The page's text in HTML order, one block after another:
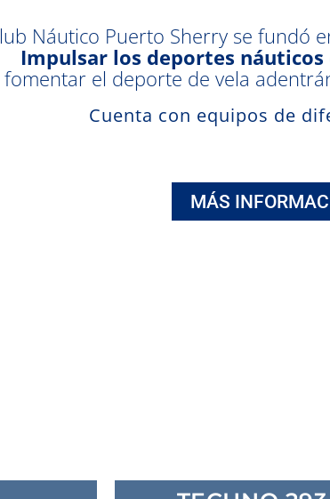
Náutico Puerto Sherry se fundó
Impulsar los deportes náuticos
fomentar el deporte de vela
Cuenta con equipos de
MÁS